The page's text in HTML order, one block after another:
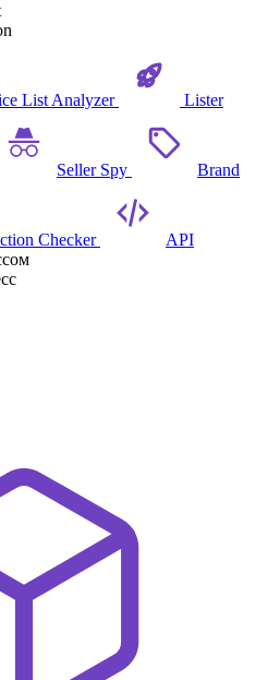
List Analyzer Lister
Seller Spy Brand
Checker
API